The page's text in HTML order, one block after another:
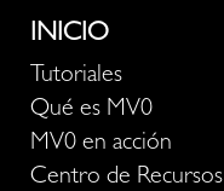
INICIO
Tutoriales
Qué es MV0
MV0 en acción
Centro de Recursos